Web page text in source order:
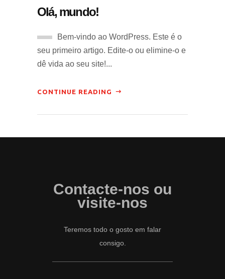
Olá, mundo!
Bem-vindo ao WordPress. Este é o
seu primeiro artigo. Edite-o ou elimine-o e
dê vida ao seu site!...
CONTINUE READING
Contacte-nos ou
visite-nos
Teremos todo o gosto em falar
consigo.